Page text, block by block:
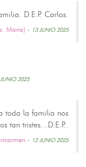
D.E.P. Carlos.
Maria) - 13 JUNIO 2025
JUNIO 2025
toda la familia nos
tan tristes...D.E.P..
- 12 JUNIO 2025